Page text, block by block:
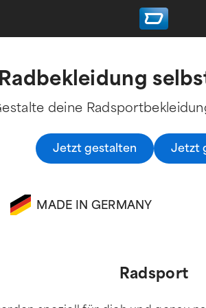
deine
Jetzt gestalten Jetzt
MADE IN GERMANY
Radsport